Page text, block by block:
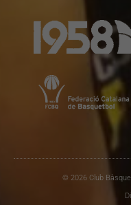
© 2026 Club